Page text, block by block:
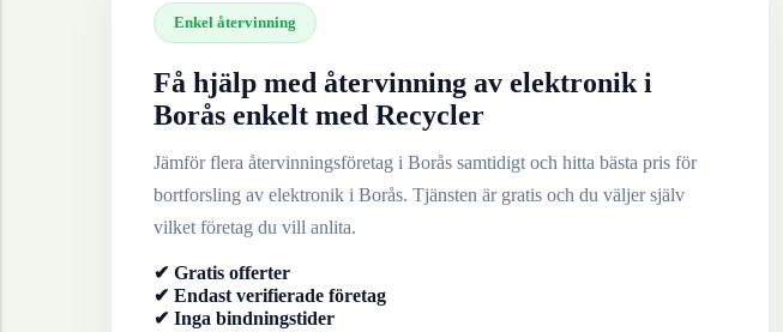
Enkel återvinning
Få hjälp med återvinning av elektronik i
Borås enkelt med Recycler
Jämför flera återvinningsföretag i Borås samtidigt och hitta bästa pris för
bortforsling av elektronik i Borås. Tjänsten är gratis och du väljer själv
vilket företag du vill anlita.
✔ Gratis offerter
✔ Endast verifierade företag
✔ Inga bindningstider